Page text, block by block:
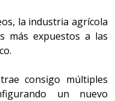
la industria agrícola
más expuestos a las
consigo múltiples
un nuevo